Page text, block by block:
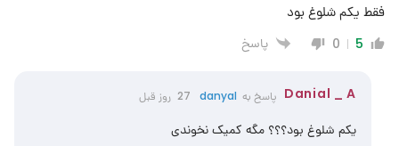
فقط یکم شلوغ بود
5
0 پاسخ
Danial _ A پاسخ به danyal 27 روز قبل
یکم شلوغ بود؟؟؟ مگه کمیک نخوندی